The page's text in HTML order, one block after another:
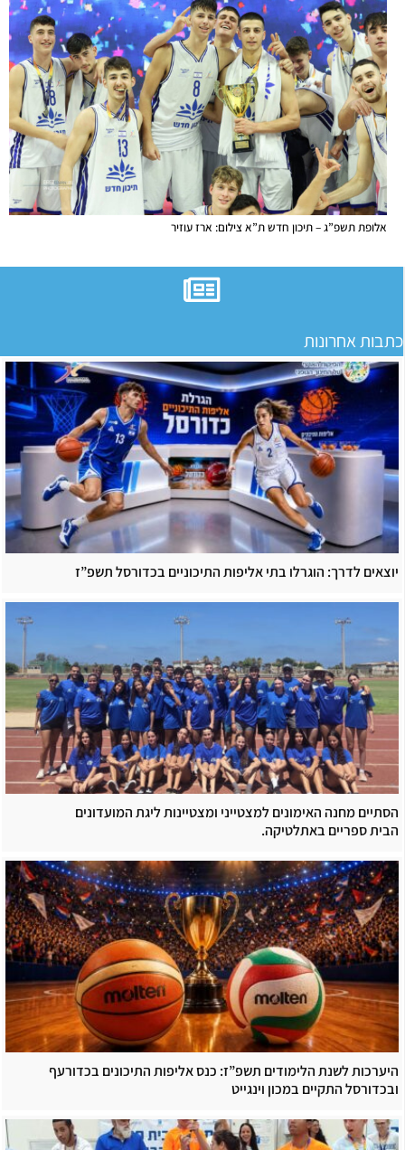
אלופת תשפ”ג – תיכון חדש ת”א צילום: ארז עוזיר
כתבות אחרונות
יוצאים לדרך: הוגרלו בתי אליפות התיכוניים בכדורסל תשפ”ז
הסתיים מחנה האימונים למצטייני ומצטיינות ליגת המועדונים
הבית ספריים באתלטיקה.
היערכות לשנת הלימודים תשפ”ז: כנס אליפות התיכונים בכדורעף
ובכדורסל התקיים במכון וינגייט